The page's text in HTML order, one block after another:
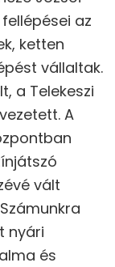
az
ketten
vállaltak.
a Telekeszi
A
vált
nyári
és